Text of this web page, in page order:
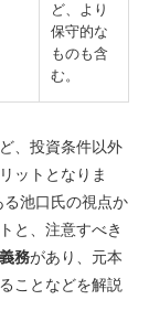
ど、より
保守的な
ものも含
む。
、投資条件以外
ットとなりま
池口氏の視点か
と、注意すべき
務があり、元本
ことなどを解説